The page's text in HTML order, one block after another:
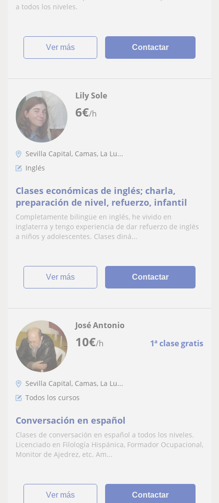
a todos los niveles.
ver más Contactar
6€/h
Lily Sole
Sevilla Capital, Camas, La Lu...
Inglés
Clases económicas de inglés; charla,
preparación de nivel, refuerzo, infantil
Completamente bilingüe en inglés, he vivido en
inglaterra y tengo experiencia de dar refuerzo de inglés
a niños y adolescentes. Clases diná...
ver más Contactar
10€/h 1ª clase gratis
José Antonio
Sevilla Capital, Camas, La Lu...
Todos los cursos
Conversación en español
Clases de conversación en español a todos los niveles.
Licenciado en Filología Hispánica, Formador Ocupacional,
Monitor de Ajedrez, etc. Am...
ver más Contactar